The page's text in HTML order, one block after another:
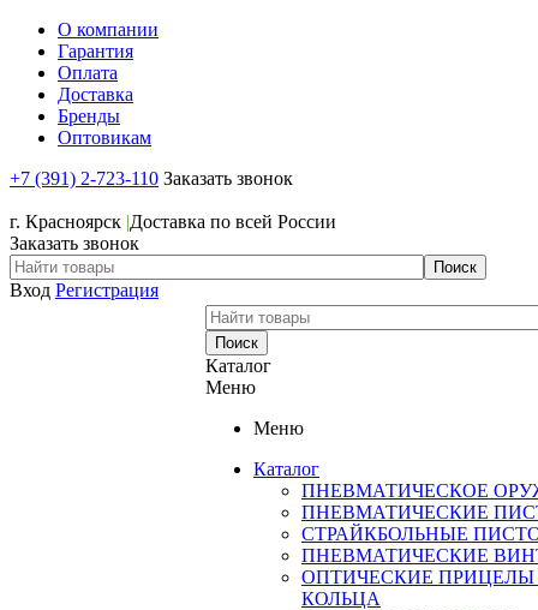
О компании
Гарантия
Оплата
Доставка
Бренды
Оптовикам
+7 (391) 2-723-110 Заказать звонок
г. Красноярск |Доставка по всей России
Заказать звонок
Вход Регистрация
Каталог
Меню
Меню
Каталог
ПНЕВМАТИЧЕСКОЕ
ПНЕВМАТИЧЕСКИЕ
СТРАЙКБОЛЬНЫЕ
ПНЕВМАТИЧЕСКИЕ
ОПТИЧЕСКИЕ ПРИЦЕЛЫ
КОЛЬЦА